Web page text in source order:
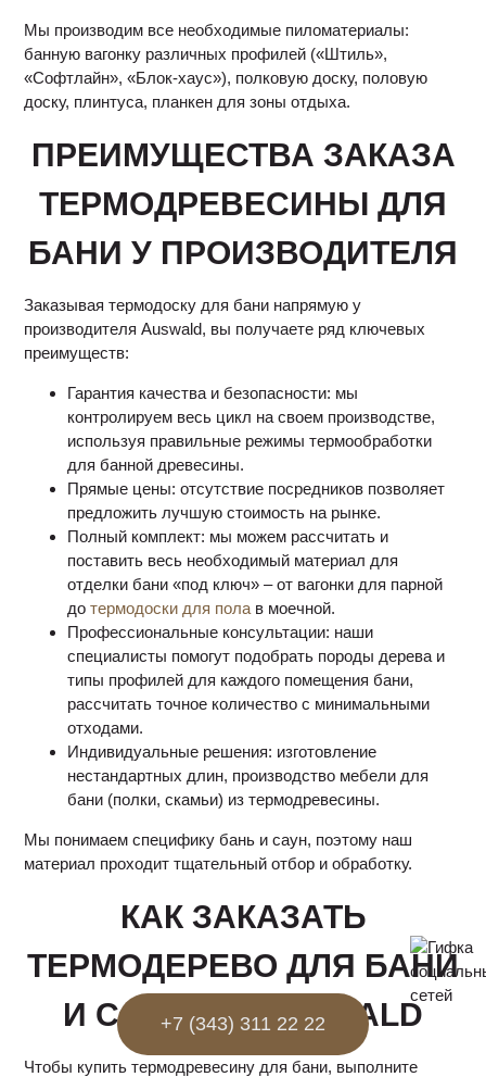
+7 (343) 311 22 22
Мы производим все необходимые пиломатериалы:
банную вагонку различных профилей («Штиль»,
«Софтлайн», «Блок-хаус»), полковую доску, половую
доску, плинтуса, планкен для зоны отдыха.
ПРЕИМУЩЕСТВА ЗАКАЗА
ТЕРМОДРЕВЕСИНЫ ДЛЯ
БАНИ У ПРОИЗВОДИТЕЛЯ
Заказывая термодоску для бани напрямую у
производителя Auswald, вы получаете ряд ключевых
преимуществ:
Гарантия качества и безопасности: мы
контролируем весь цикл на своем производстве,
используя правильные режимы термообработки
для банной древесины.
Прямые цены: отсутствие посредников позволяет
предложить лучшую стоимость на рынке.
Полный комплект: мы можем рассчитать и
поставить весь необходимый материал для
отделки бани «под ключ» – от вагонки для парной
дотермодоски для пола в моечной.
Профессиональные консультации: наши
специалисты помогут подобрать породы дерева и
типы профилей для каждого помещения бани,
рассчитать точное количество с минимальными
отходами.
Индивидуальные решения: изготовление
нестандартных длин, производство мебели для
бани (полки, скамьи) из термодревесины.
Мы понимаем специфику бань и саун, поэтому наш
материал проходит тщательный отбор и обработку.
КАК ЗАКАЗАТЬ
ТЕРМОДЕРЕВО ДЛЯ БАНИ
И САУНЫ В AUSWALD
Чтобы купить термодревесину для бани, выполните